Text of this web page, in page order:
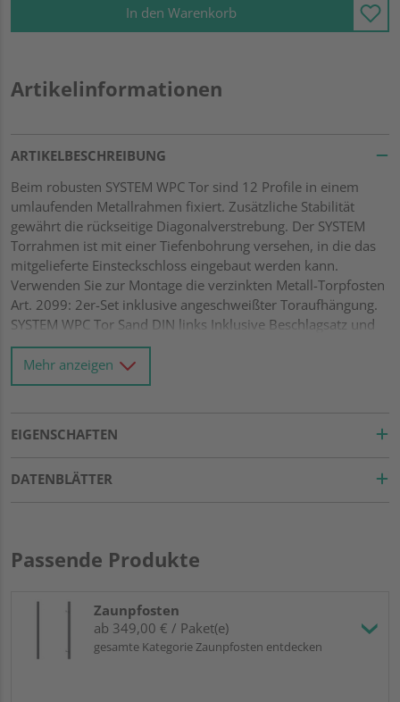
In den Warenkorb
Artikelinformationen
ARTIKELBESCHREIBUNG
Beim robusten SYSTEM WPC Tor sind 12 Profile in einem
umlaufenden Metallrahmen fixiert. Zusätzliche Stabilität
gewährt die rückseitige Diagonalverstrebung. Der SYSTEM
Torrahmen ist mit einer Tiefenbohrung versehen, in die das
mitgelieferte Einsteckschloss eingebaut werden kann.
Verwenden Sie zur Montage die verzinkten Metall-Torpfosten
Art. 2099: 2er-Set inklusive angeschweißter Toraufhängung.
SYSTEM WPC Tor Sand DIN links Inklusive Beschlagsatz und
Schloss
Mehr anzeigen
EIGENSCHAFTEN
DATENBLÄTTER
Passende Produkte
Zaunpfosten
ab 349,00 € / Paket(e)
gesamte Kategorie Zaunpfosten entdecken